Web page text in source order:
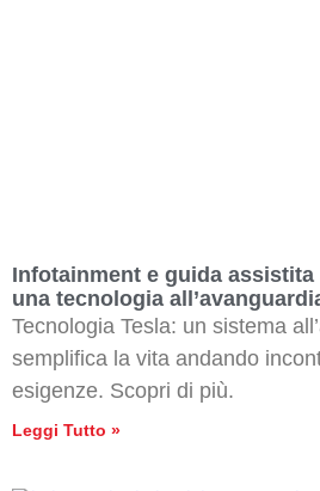
Infotainment e guida assistita
una tecnologia
Tecnologia Tesla: un sistema
semplifica la vita andando
esigenze. Scopri di più.
Leggi Tutto »